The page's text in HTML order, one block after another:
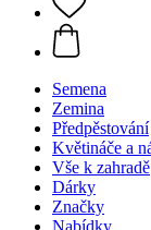
Semena
Zemina
Předpěstování
Květináče a
Vše k zahradě
Dárky
Značky
Nabídky